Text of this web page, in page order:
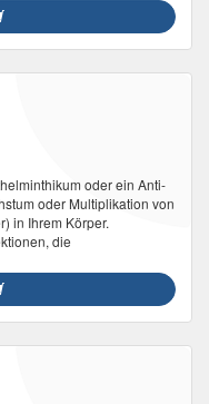
oder ein Anti-
oder Multiplikation von
in Ihrem Körper.
die